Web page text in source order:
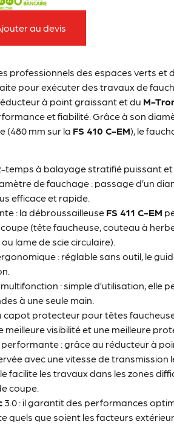
au devis
professionnels des espaces verts et
pour exécuter des travaux de
à point graissant et du M-
et fiabilité. Grâce à son
(480 mm sur la FS 410 C-EM), le
temps à balayage stratifié puissant
de fauchage : passage d’un
efficace et rapide.
: la débroussailleuse FS 411 C-EM
(tête faucheuse, couteau à
lame de scie circulaire).
: réglable sans outil, le
: simple d’utilisation, elle
à une seule main.
capot protecteur pour têtes
meilleure visibilité et une meilleure
performante : grâce au réducteur à
avec une vitesse de transmission
facilite les travaux dans les zones
coupe.
3.0 : il garantit des performances
quels que soient les facteurs